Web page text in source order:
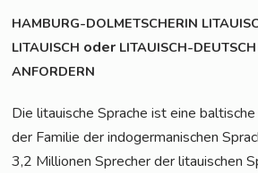
HAMBURG-DOLMETSCHERIN
LITAUISCH oder LITAUISCH-DEUTSCH
ANFORDERN
Die litaui­sche Spra­che ist eine
der Fami­lie der indo­ger­ma­ni­schen
3,2 Mil­lio­nen Spre­cher der litaui­schen